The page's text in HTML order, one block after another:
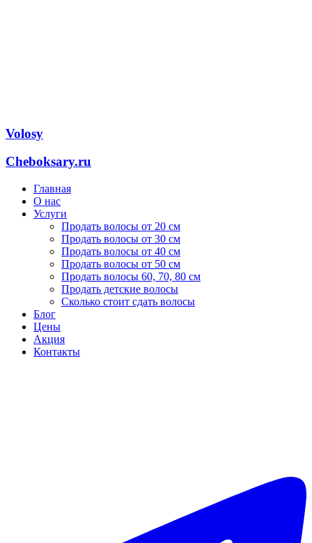
Volosy
Cheboksary.ru
Главная
О нас
Услуги
Продать волосы от 20 см
Продать волосы от 30 см
Продать волосы от 40 см
Продать волосы от 50 см
Продать волосы 60, 70, 80 см
Продать детские волосы
Сколько стоит сдать волосы
Блог
Цены
Акция
Контакты